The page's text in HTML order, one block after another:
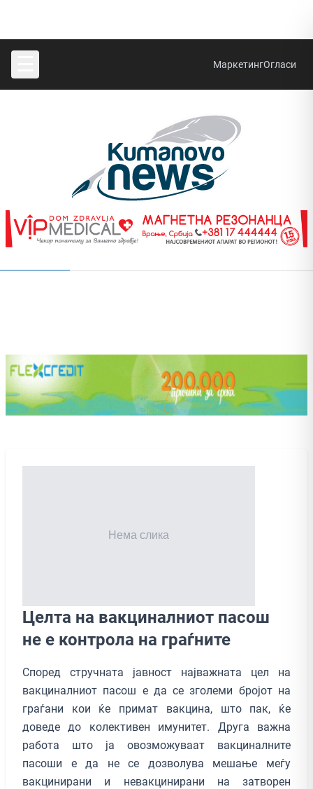
МаркетингОгласи
Целта на вакциналниот пасош
не е контрола на граѓните
Според стручната јавност најважната цел на
вакциналниот пасош е да се зголеми бројот на
граѓани кои ќе примат вакцина, што пак, ќе
доведе до колективен имунитет. Друга важна
работа што ја овозможуваат вакциналните
пасоши е да не се дозволува мешање меѓу
вакцинирани и невакцинирани на затворен